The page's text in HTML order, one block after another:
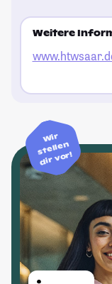
Weitere
Wir
stellen
dir vor!